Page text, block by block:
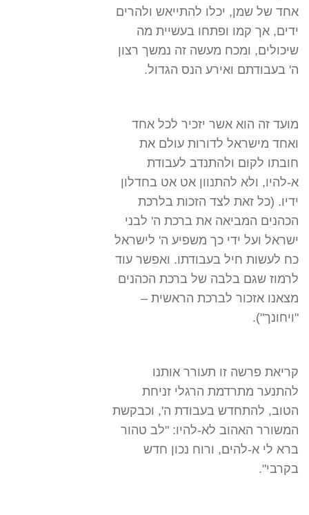
אחד של שמן, יכלו להתייאש ולהרים
ידים, אך קמו ופתחו בעשיית מה
שיכולים, ומכח מעשה זה נמשך רצון
ה' בעבודתם ואירע הנס הגדול.
מועד זה הוא אשר יזכיר לכל אחד
ואחד מישראל לדורות עולם את
חובתו לקום ולהתנדב לעבודת
א-להיו, ולא להתנוון אט אט בחדלון
ידיו. (כל זאת לצד הזכות בלרכת
הכהנים המביאה את ברכת ה' לבני
ישראל ועל ידי כך משפיע ה' לישראל
כח לעשות חיל בעבודתו. ואפשר עוד
לרמוז שגם בלבה של ברכת הכהנים
מצאנו אזכור לברכת הראשית –
"ויחונך").
קריאת פרשה זו תעורר אותנו
להתנער מתרדמת הרגלי זניחת
הטוב, להתחדש בעבודת ה', וכבקשת
המשורר האהוב לא-להיו: "לב טהור
ברא לי א-להים, ורוח נכון חדש
בקרבי".